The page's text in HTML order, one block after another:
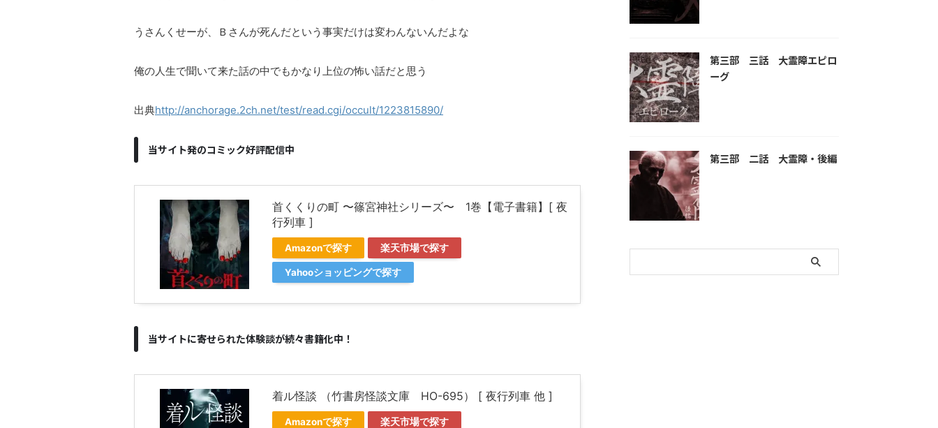
うさんくせーが、Ｂさんが死んだという事実だけは変わんないんだよな
俺の人生で聞いて来た話の中でもかなり上位の怖い話だと思う
出典http://anchorage.2ch.net/test/read.cgi/occult/1223815890/
当サイト発のコミック好評配信中
首くくりの町 〜篠宮神社シリーズ〜 1巻【電子書籍】[ 夜
行列車 ]
Amazonで探す 楽天市場で探す
Yahooショッピングで探す
当サイトに寄せられた体験談が続々書籍化中！
着ル怪談 （竹書房怪談文庫 HO-695） [ 夜行列車 他 ]
Amazonで探す 楽天市場で探す
第三部 三話 大霊障エピロ
ーグ
第三部 二話 大霊障・後編